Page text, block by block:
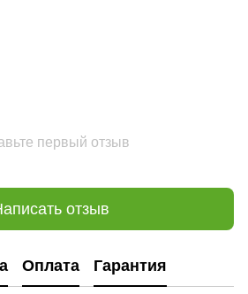
первый отзыв
отзыв
Оплата Гарантия